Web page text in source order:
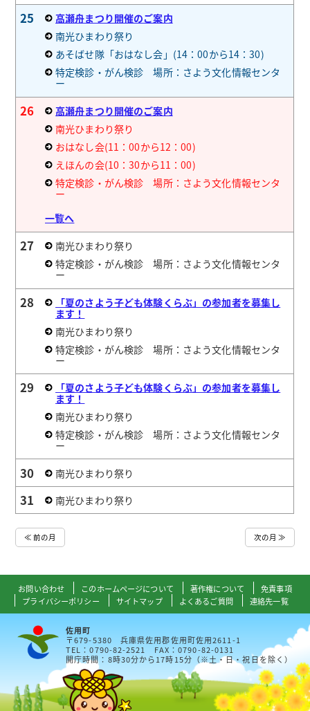
25
高瀬舟まつり開催のご案内
南光ひまわり祭り
あそばせ隊「おはなし会」(14：00から14：30)
特定検診・がん検診 場所：さよう文化情報センタ
ー
26
高瀬舟まつり開催のご案内
南光ひまわり祭り
おはなし会(11：00から12：00)
えほんの会(10：30から11：00)
特定検診・がん検診 場所：さよう文化情報センタ
ー
一覧へ
27
南光ひまわり祭り
特定検診・がん検診 場所：さよう文化情報センタ
ー
28
「夏のさよう子ども体験くらぶ」の参加者を募集し
ます！
南光ひまわり祭り
特定検診・がん検診 場所：さよう文化情報センタ
ー
29
「夏のさよう子ども体験くらぶ」の参加者を募集し
ます！
南光ひまわり祭り
特定検診・がん検診 場所：さよう文化情報センタ
ー
30 南光ひまわり祭り
31 南光ひまわり祭り
≪ 前の月 次の月 ≫
お問い合わせ このホームページについて 著作権について
免責事項
プライバシーポリシー
サイトマップ よくあるご質問 連絡先一覧
佐用町
〒679-5380 兵庫県佐用郡佐用町佐用2611-1
TEL：0790-82-2521 FAX：0790-82-0131
開庁時間：8時30分から17時15分（※土・日・祝日を除く）